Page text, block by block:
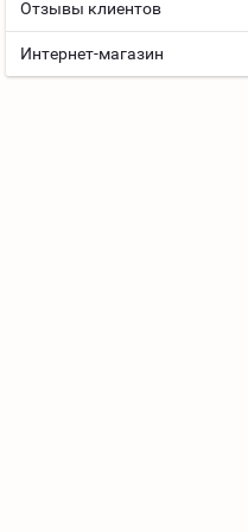
Отзывы клиентов
Интернет-магазин